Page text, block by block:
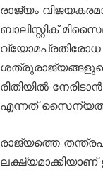
രാജ്യം
ബാലിസ്റ്റിക്
രീതിയിൽ
എന്നത്
രാജ്യത്തെ